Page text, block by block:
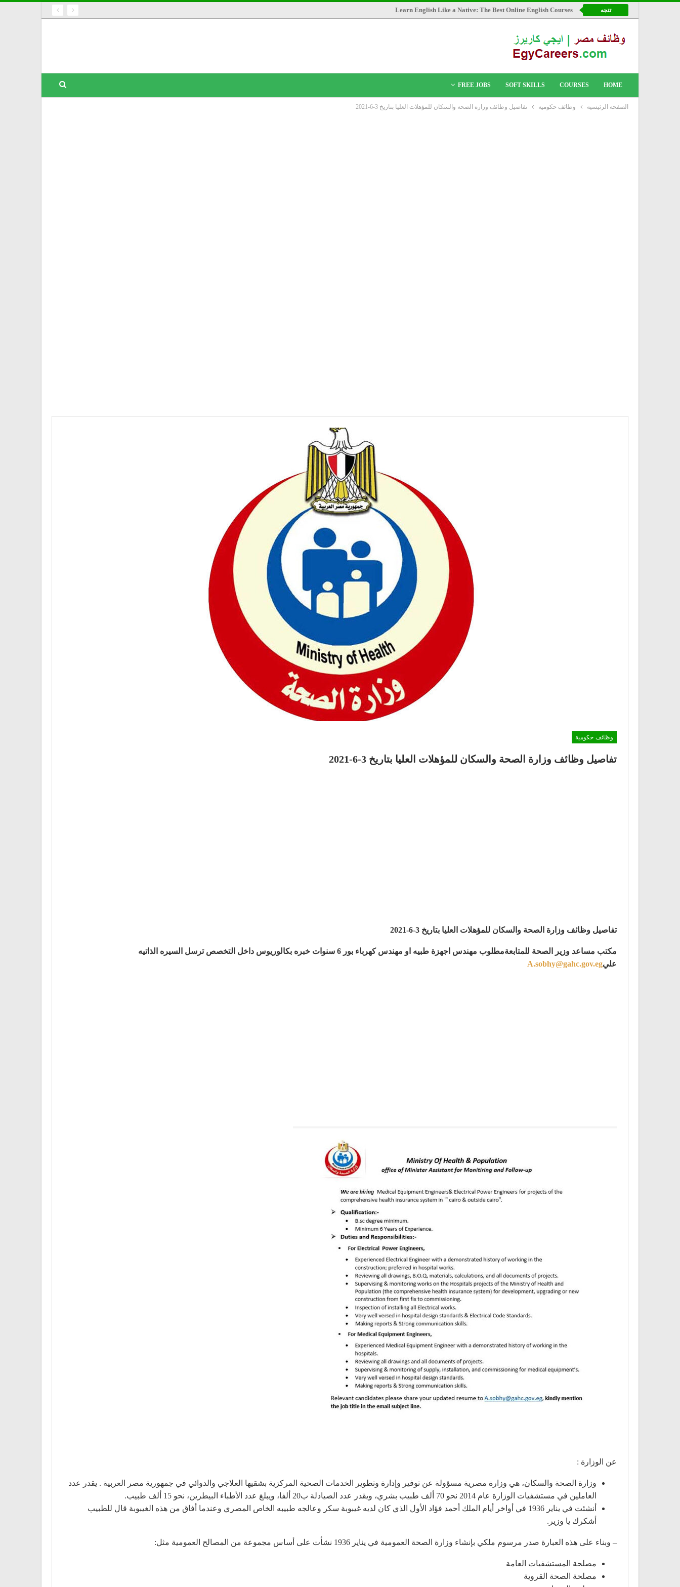
تتجه Learn English Like a Native: The Best Online English Courses
HOME
COURSES
SOFT SKILLS
FREE JOBS
الصفحة الرئيسية وظائف حكومية تفاصيل وظائف وزارة الصحة والسكان للمؤهلات العليا بتاريخ 3-6-2021
وظائف حكومية
تفاصيل وظائف وزارة الصحة والسكان للمؤهلات العليا بتاريخ 3-6-2021
تفاصيل وظائف وزارة الصحة والسكان للمؤهلات العليا بتاريخ 3-6-2021
مكتب مساعد وزير الصحة للمتابعةمطلوب مهندس اجهزة طبيه او مهندس كهرباء بور 6 سنوات خبره بكالوريوس داخل التخصص ترسل السيره الذاتيه
عليA.sobhy@gahc.gov.eg
عن الوزارة :
وزارة الصحة والسكان، هي وزارة مصرية مسؤولة عن توفير وإدارة وتطوير الخدمات الصحية المركزية بشقيها العلاجي والدوائي في جمهورية مصر العربية . يقدر عدد
العاملين في مستشفيات الوزارة عام 2014 نحو 70 ألف طبيب بشري، ويقدر عدد الصيادلة ب20 ألفا، ويبلغ عدد الأطباء البيطرين، نحو 15 ألف طبيب.
أنشئت في يناير 1936 في أواخر أيام الملك أحمد فؤاد الأول الذي كان لديه غيبوبة سكر وعالجه طبيبه الخاص المصري وعندما أفاق من هذه الغيبوبة قال للطبيب
أشكرك يا وزير.
– وبناء على هذه العبارة صدر مرسوم ملكي بإنشاء وزارة الصحة العمومية في يناير 1936 نشأت على أساس مجموعة من المصالح العمومية مثل:
مصلحة المستشفيات العامة
مصلحة الصحة القروية